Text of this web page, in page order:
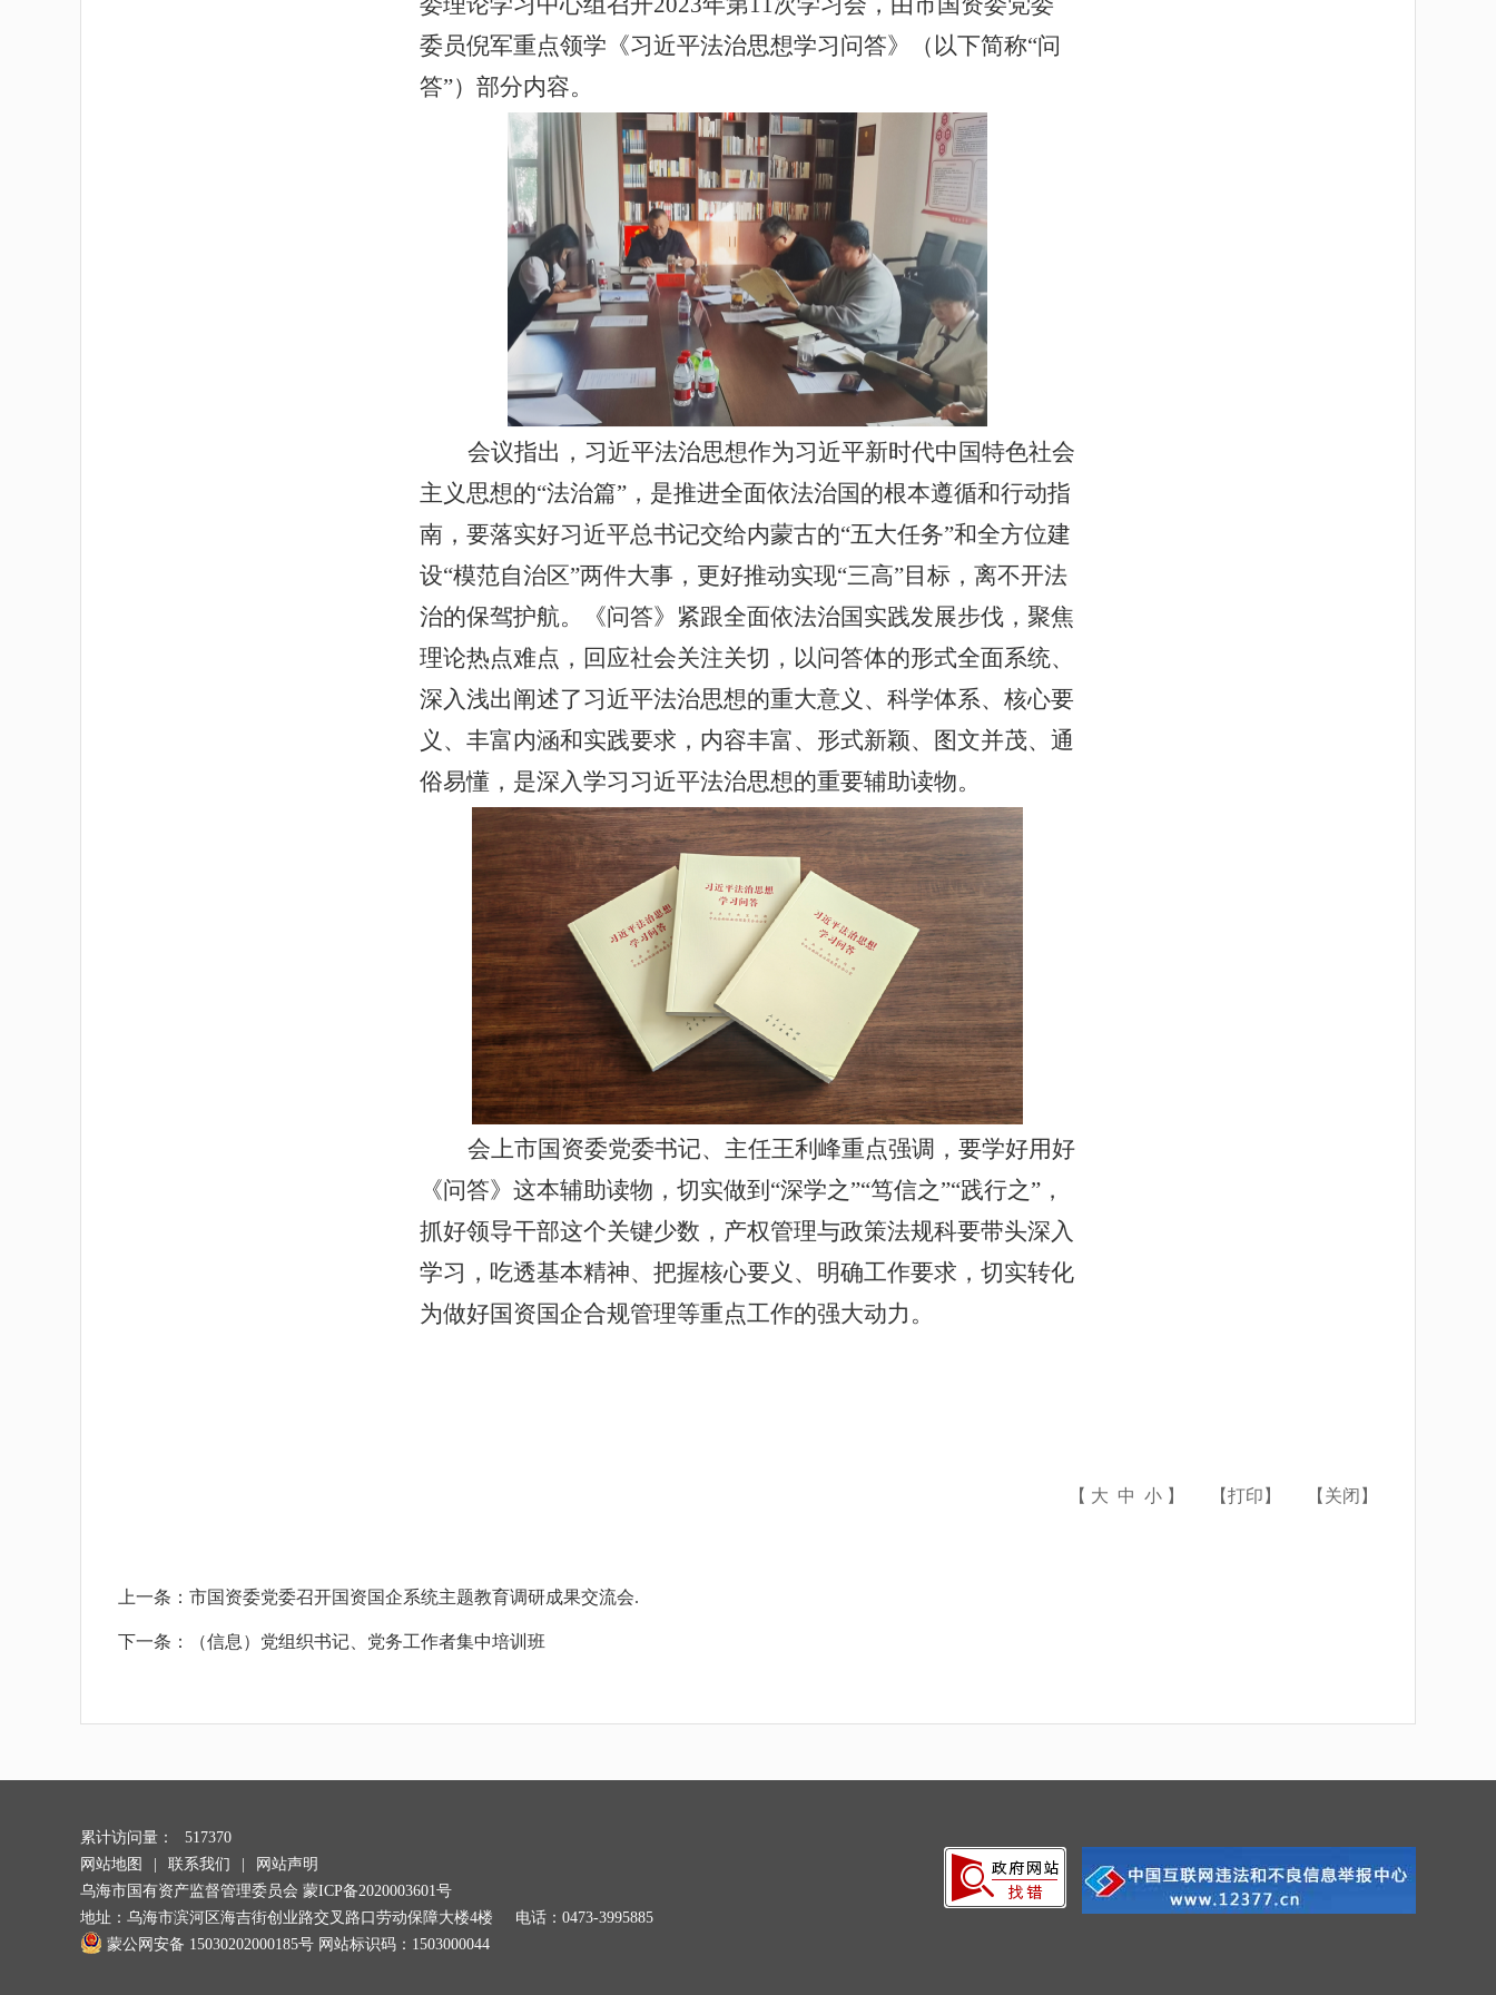
委员倪军重点领学《习近平法治思想学习问答》（以下简称“问
答”）部分内容。
会议指出，习近平法治思想作为习近平新时代中国特色社会
主义思想的“法治篇”，是推进全面依法治国的根本遵循和行动指
南，要落实好习近平总书记交给内蒙古的“五大任务”和全方位建
设“模范自治区”两件大事，更好推动实现“三高”目标，离不开法
治的保驾护航。《问答》紧跟全面依法治国实践发展步伐，聚焦
理论热点难点，回应社会关注关切，以问答体的形式全面系统、
深入浅出阐述了习近平法治思想的重大意义、科学体系、核心要
义、丰富内涵和实践要求，内容丰富、形式新颖、图文并茂、通
俗易懂，是深入学习习近平法治思想的重要辅助读物。
会上市国资委党委书记、主任王利峰重点强调，要学好用好
《问答》这本辅助读物，切实做到“深学之”“笃信之”“践行之”，
抓好领导干部这个关键少数，产权管理与政策法规科要带头深入
学习，吃透基本精神、把握核心要义、明确工作要求，切实转化
为做好国资国企合规管理等重点工作的强大动力。
【 大 中 小 】 【打印 】 【 关闭 】
上一条： 市国资委党委召开国资国企系统主题教育调研成果交流会.
下一条： （信息）党组织书记、党务工作者集中培训班
累计访问量：
517370
网站地图
联系我们
网站声明
乌海市国有资产监督管理委员会 蒙ICP备2020003601号
地址：乌海市滨河区海吉街创业路交叉路口劳动保障大楼4楼
电话：0473-3995885
蒙公网安备 15030202000185号 网站标识码：1503000044